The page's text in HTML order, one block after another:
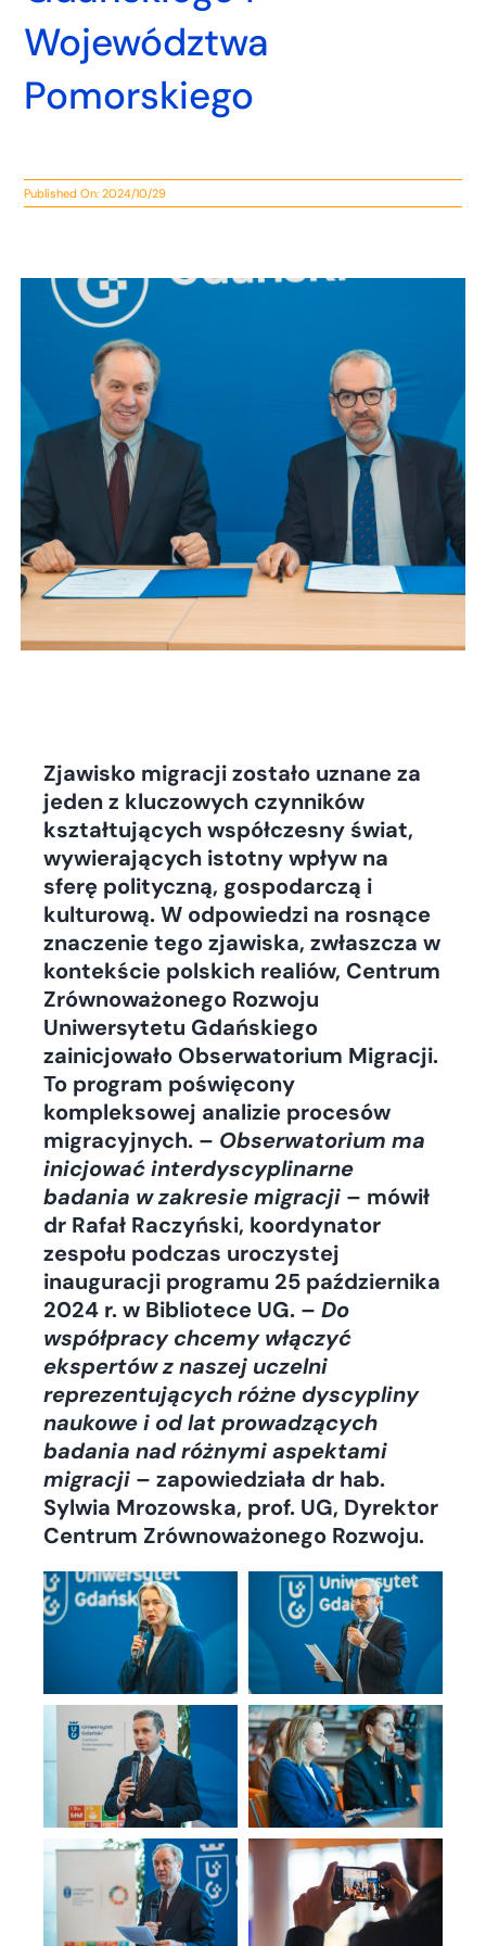
Województwa
Pomorskiego
Published On: 2024/10/29
Zjawisko migracji zostało uznane za
jeden z kluczowych czynników
kształtujących współczesny świat,
wywierających istotny wpływ na
sferę polityczną, gospodarczą i
kulturową. W odpowiedzi na rosnące
znaczenie tego zjawiska, zwłaszcza w
kontekście polskich realiów, Centrum
Zrównoważonego Rozwoju
Uniwersytetu Gdańskiego
zainicjowało Obserwatorium Migracji.
To program poświęcony
kompleksowej analizie procesów
migracyjnych. – Obserwatorium ma
inicjować interdyscyplinarne
badania w zakresie migracji– mówił
dr Rafał Raczyński, koordynator
zespołu podczas uroczystej
inauguracji programu 25 października
2024 r. w Bibliotece UG. – Do
współpracy chcemy włączyć
ekspertów z naszej uczelni
reprezentujących różne dyscypliny
naukowe i od lat prowadzących
badania nad różnymi aspektami
migracji – zapowiedziała dr hab.
Sylwia Mrozowska, prof. UG, Dyrektor
Centrum Zrównoważonego Rozwoju.